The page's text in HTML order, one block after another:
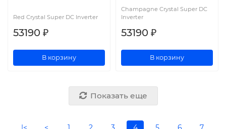
Red Crystal Super DC Inverter
53190 ₽
В корзину
Champagne Crystal Super DC
Inverter
53190 ₽
В корзину
Показать еще